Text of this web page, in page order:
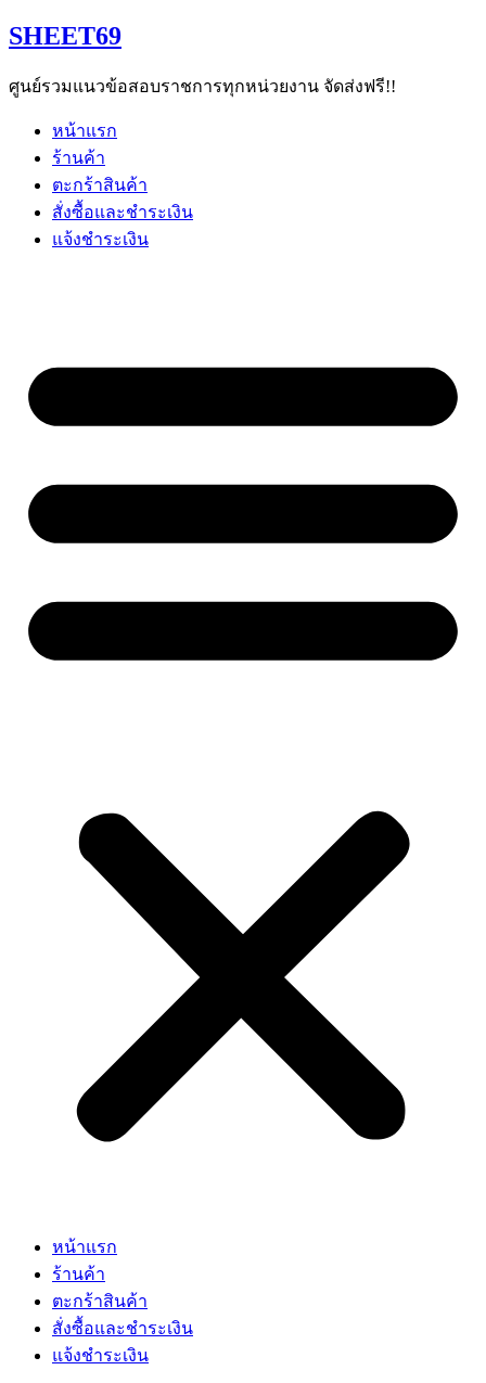
Skip
to
SHEET69
ศูนย์รวมแนวข้อสอบราชการทุกหน่วยงาน จัดส่งฟรี!!
หน้าแรก
ร้านค้า
ตะกร้าสินค้า
สั่งซื้อและชำระเงิน
แจ้งชำระเงิน
หน้าแรก
ร้านค้า
ตะกร้าสินค้า
สั่งซื้อและชำระเงิน
แจ้งชำระเงิน